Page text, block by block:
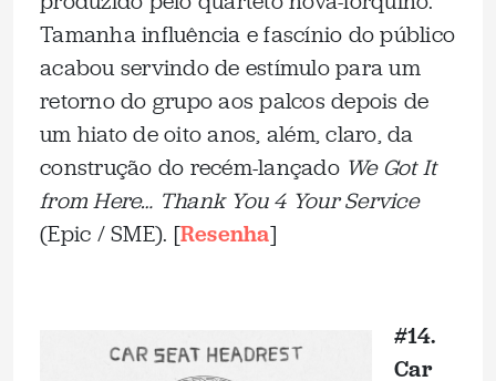
Tamanha influência e fascínio do público
acabou servindo de estímulo para um
retorno do grupo aos palcos depois de
um hiato de oito anos, além, claro, da
construção do recém-lançado We Got It
from Here… Thank You 4 Your Service
(Epic / SME). [Resenha]
#14.
Car